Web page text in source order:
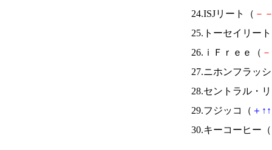
24.ISJリート（ －
25.トーセイリー
26.ｉＦｒｅｅ（ －
27.ニホンフラッ
28.セントラル・
29.フジッコ（ ＋ ↑ ↑
30.キーコーヒー（